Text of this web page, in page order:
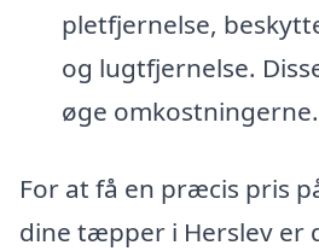
pletfjernelse,
og lugtfjernelse.
øge omkostningerne.
For at få en præcis pris
dine tæpper i Herslev er